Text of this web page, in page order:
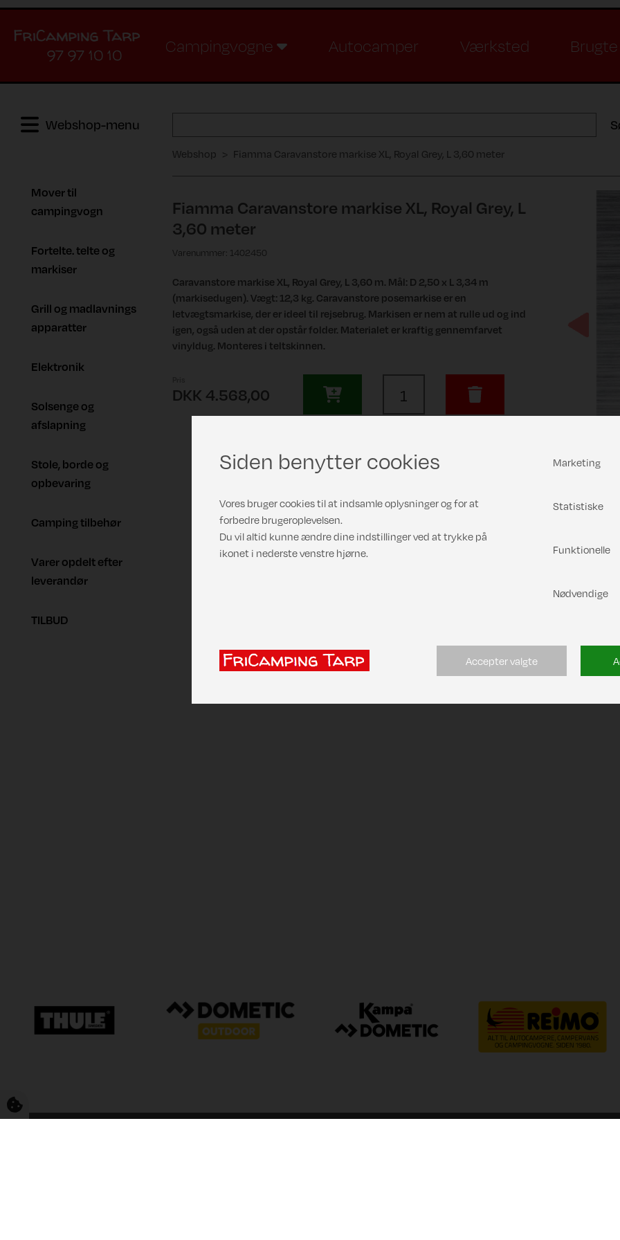
97 97 10 10
Campingvogne Autocamper Værksted
Webshop-menu
Webshop Fiamma Caravanstore markise XL, Royal Grey, L 3,60 meter
Mover til
campingvogn
Fortelte. telte og
markiser
Grill og madlavnings
apparatter
Elektronik
Solsenge og
afslapning
Stole, borde og
opbevaring
Camping tilbehør
Varer opdelt efter
leverandør
TILBUD
Fiamma Caravanstore markise XL, Royal Grey, L
3,60 meter
Varenummer: 1402450
Caravanstore markise XL, Royal Grey, L 3,60 m. Mål: D 2,50 x L 3,34 m
(markisedugen). Vægt: 12,3 kg. Caravanstore posemarkise er en
letvægtsmarkise, der er ideel til rejsebrug. Markisen er nem at rulle ud og ind
igen, også uden at der opstår folder. Materialet er kraftig gennemfarvet
vinyldug. Monteres i teltskinnen.
DKK 4.568,00
Siden benytter cookies
Vores bruger cookies til at indsamle oplysninger og for at
forbedre brugeroplevelsen.
Du vil altid kunne ændre dine indstillinger ved at trykke på
ikonet i nederste venstre hjørne.
Marketing
Statistiske
Funktionelle
Nødvendige
Accepter valgte